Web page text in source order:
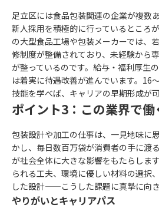
足立区には食品包装関連の企業が複数
新人採用を積極的に行っているところ
の大型食品工場や包装メーカーでは、
修制度が整備されており、未経験から
が整っているのです。給与・福利厚生
は着実に待遇改善が進んでいます。16
技能を学べば、キャリアの早期形成が
ポイント3：この業界で
包装設計や加工の仕事は、一見地味に
かし、毎日数百万袋が消費者の手に渡
が社会全体に大きな影響をもたらしま
られる工夫、環境に優しい材料の選択
した設計——こうした課題に真摯に向き
やりがいとキャリアパス